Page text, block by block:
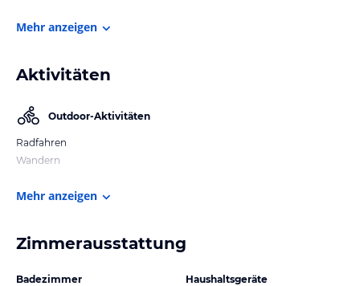
Mehr anzeigen
Aktivitäten
Outdoor-Aktivitäten
Radfahren
Wandern
Mehr anzeigen
Zimmerausstattung
Badezimmer
Haushaltsgeräte